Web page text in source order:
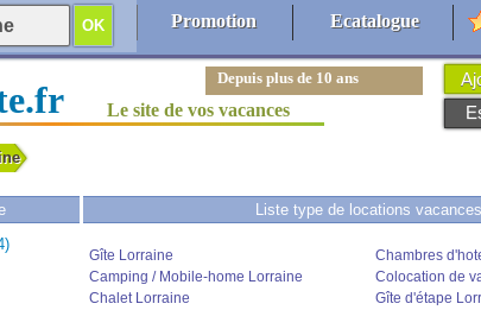
Liste type de locations vacances
Gîte Lorraine
Chambres
Camping / Mobile-home Lorraine
Colocation de
Chalet Lorraine
Gîte d'étape
Depuis plus de 10 ans
Le site de vos vacances
Ecatalogue
Promotion